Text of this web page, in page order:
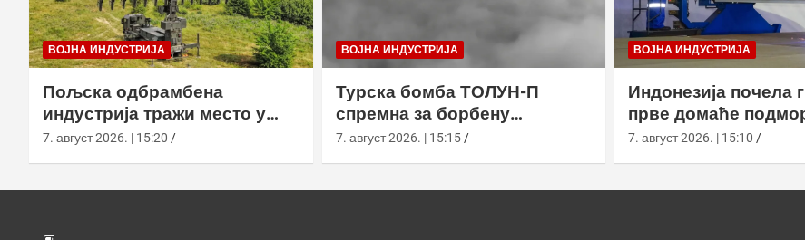
ВОЈНА ИНДУСТРИЈА
Пољска одбрамбена
индустрија тражи место у
европском противракетном
7. август 2026. | 15:20
ВОЈНА ИНДУСТРИЈА
Турска бомба ТОЛУН-П
спремна за борбену
употребу
7. август 2026. | 15:15
ВОЈНА ИНДУСТРИЈА
Индонезија почела
прве домаће
класе Сцорпèне
7. август 2026. | 15:10